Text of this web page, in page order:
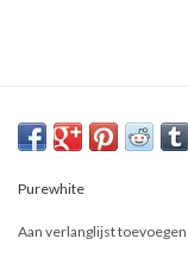
Purewhite
Aan verlanglijst toevoegen